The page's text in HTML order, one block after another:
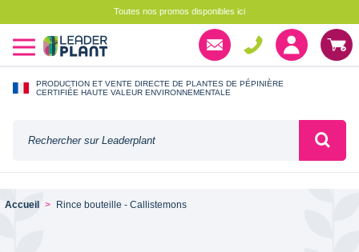
Toutes nos promos disponibles ici
PRODUCTION ET VENTE DIRECTE DE PLANTES DE PÉPINIÈRE
CERTIFIÉE HAUTE VALEUR ENVIRONNEMENTALE
Accueil Rince bouteille - Callistemons